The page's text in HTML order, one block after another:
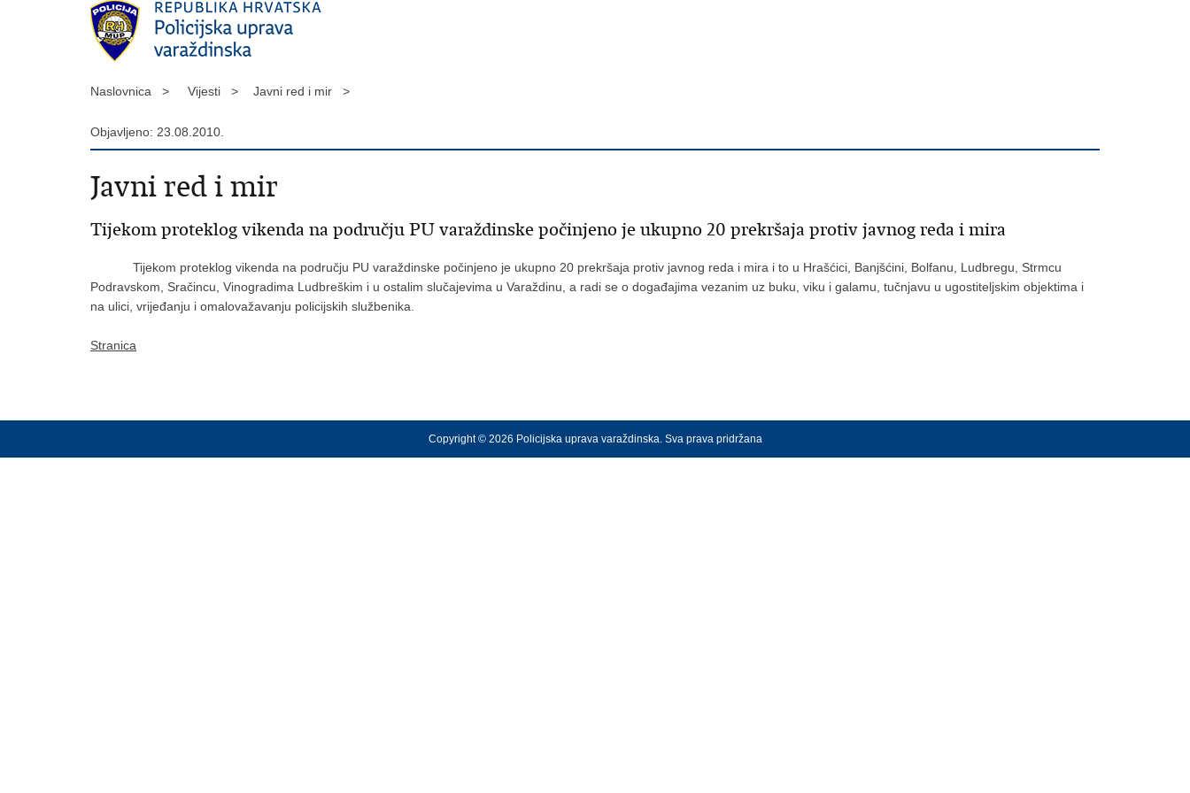
Naslovnica > Vijesti > Javni red i mir >
Objavljeno: 23.08.2010.
Javni red i mir
Tijekom proteklog vikenda na području PU varaždinske počinjeno je ukupno 20 prekršaja protiv javnog reda i mira
Tijekom proteklog vikenda na području PU varaždinske počinjeno je ukupno 20 prekršaja protiv javnog reda i mira i to u Hrašćici, Banjšćini, Bolfanu, Ludbregu, Strmcu
Podravskom, Sračincu, Vinogradima Ludbreškim i u ostalim slučajevima u Varaždinu, a radi se o događajima vezanim uz buku, viku i galamu, tučnjavu u ugostiteljskim objektima i
na ulici, vrijeđanju i omalovažavanju policijskih službenika.
Stranica
Copyright © 2026 Policijska uprava varaždinska. Sva prava pridržana